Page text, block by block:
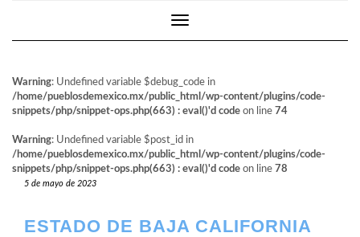
Cambiar modo de navegación
Warning: Undefined variable $debug_code in
/home/pueblosdemexico.mx/public_html/wp-content/plugins/code-
snippets/php/snippet-ops.php(663) : eval()'d code on line 74
Warning: Undefined variable $post_id in
/home/pueblosdemexico.mx/public_html/wp-content/plugins/code-
snippets/php/snippet-ops.php(663) : eval()'d code on line 78
5 de mayo de 2023
ESTADO DE BAJA CALIFORNIA